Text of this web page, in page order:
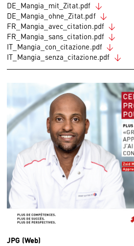
DE_Mangia_mit_Zitat.pdf
DE_Mangia_ohne_Zitat.pdf
FR_Mangia_avec_citation.pdf
FR_Mangia_sans_citation.pdf
IT_Mangia_con_citazione.pdf
IT_Mangia_senza_citazione.pdf
JPG (Web)